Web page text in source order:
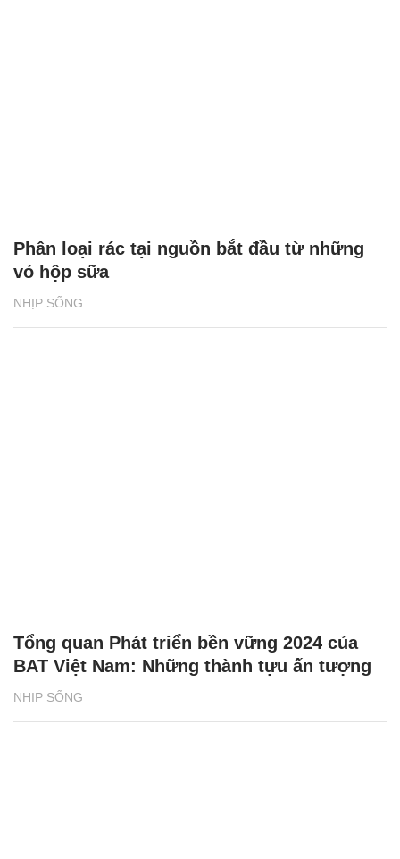
NHỊP SỐNG
Phân loại rác tại nguồn bắt đầu từ những
vỏ hộp sữa
NHỊP SỐNG
Tổng quan Phát triển bền vững 2024 của
BAT Việt Nam: Những thành tựu ấn tượng